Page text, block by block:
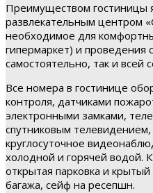
Преимуществом гостиницы
развлекательным центром
необходимое для
гипермаркет) и проведения
самостоятельно, так и всей
Все номера в гостинице
контроля, датчиками
электронными замками,
спутниковым телевидением,
круглосуточное
холодной и горячей водой. К
открытая парковка и
багажа, сейф на ресепшн.